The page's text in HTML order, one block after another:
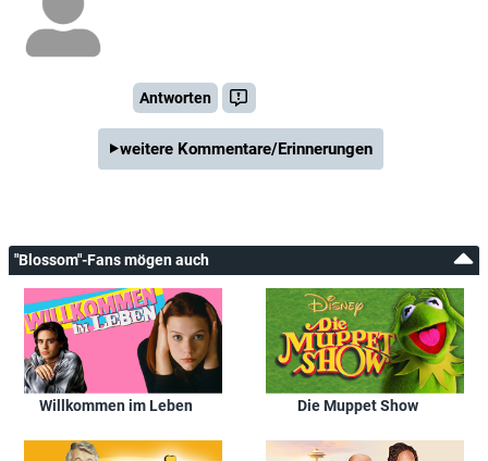
Antworten
weitere Kommentare/Erinnerungen
"Blossom"-Fans mögen auch
Willkommen im Leben Die Muppet Show